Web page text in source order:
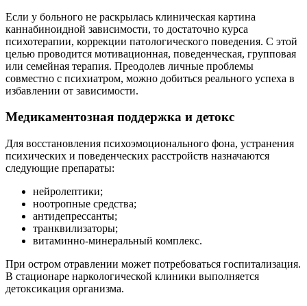
Если у больного не раскрылась клиническая картина
каннабиноидной зависимости, то достаточно курса
психотерапии, коррекции патологического поведения. С этой
целью проводится мотивационная, поведенческая, групповая
или семейная терапия. Преодолев личные проблемы
совместно с психиатром, можно добиться реального успеха в
избавлении от зависимости.
Медикаментозная поддержка и детокс
Для восстановления психоэмоционального фона, устранения
психических и поведенческих расстройств назначаются
следующие препараты:
нейролептики;
ноотропные средства;
антидепрессанты;
транквилизаторы;
витаминно-минеральный комплекс.
При остром отравлении может потребоваться госпитализация.
В стационаре наркологической клиники выполняется
детоксикация организма.